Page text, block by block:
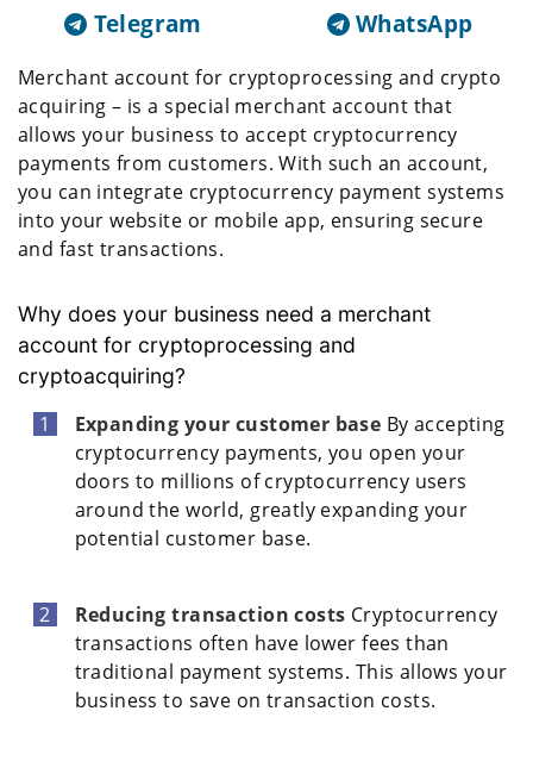
Telegram WhatsApp
Merchant account for cryptoprocessing and crypto
acquiring – is a special merchant account that
allows your business to accept cryptocurrency
payments from customers. With such an account,
you can integrate cryptocurrency payment systems
into your website or mobile app, ensuring secure
and fast transactions.
Why does your business need a merchant
account for cryptoprocessing and
cryptoacquiring?
Expanding your customer base By accepting
cryptocurrency payments, you open your
doors to millions of cryptocurrency users
around the world, greatly expanding your
potential customer base.
Reducing transaction costs Cryptocurrency
transactions often have lower fees than
traditional payment systems. This allows your
business to save on transaction costs.